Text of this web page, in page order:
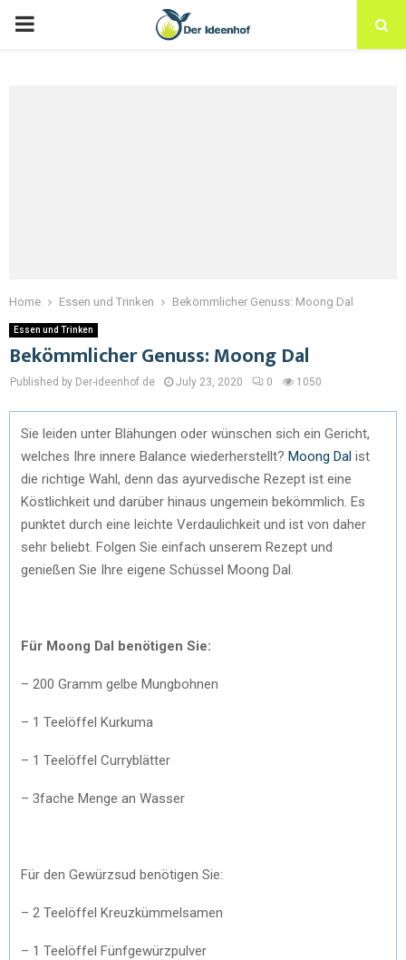
Home Essen und Trinken Bekömmlicher Genuss: Moong Dal
Essen und Trinken
Bekömmlicher Genuss: Moong Dal
Published by Der-ideenhof.de July 23, 2020 0 1050
Sie leiden unter Blähungen oder wünschen sich ein Gericht,
welches Ihre innere Balance wiederherstellt? Moong Dal ist
die richtige Wahl, denn das ayurvedische Rezept ist eine
Köstlichkeit und darüber hinaus ungemein bekömmlich. Es
punktet durch eine leichte Verdaulichkeit und ist von daher
sehr beliebt. Folgen Sie einfach unserem Rezept und
genießen Sie Ihre eigene Schüssel Moong Dal.
Für Moong Dal benötigen Sie:
– 200 Gramm gelbe Mungbohnen
– 1 Teelöffel Kurkuma
– 1 Teelöffel Curryblätter
– 3fache Menge an Wasser
Für den Gewürzsud benötigen Sie:
– 2 Teelöffel Kreuzkümmelsamen
– 1 Teelöffel Fünfgewürzpulver